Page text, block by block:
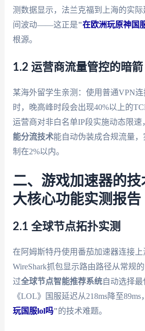
测数据显示，法兰克福到上海的实际
间波动——这正是"在欧洲玩原神国
根源。
1.2 运营商流量管控的暗箭
某海外留学生亲测：使用普通VPN
时，晚高峰时段会出现40%以上的
运营商对非白名单IP段实施动态限速
能分流技术能自动伪装成合规流量
制在2%以内。
二、游戏加速器的
大核心功能实测报告
2.1 全球节点拓扑实测
在阿姆斯特丹使用番茄加速器连接上
WireShark抓包显示路由路径从常规
过全球节点智能推荐系统自动选择最
《LOL》国服延迟从218ms降至
玩国服lol吗"的技术难题。